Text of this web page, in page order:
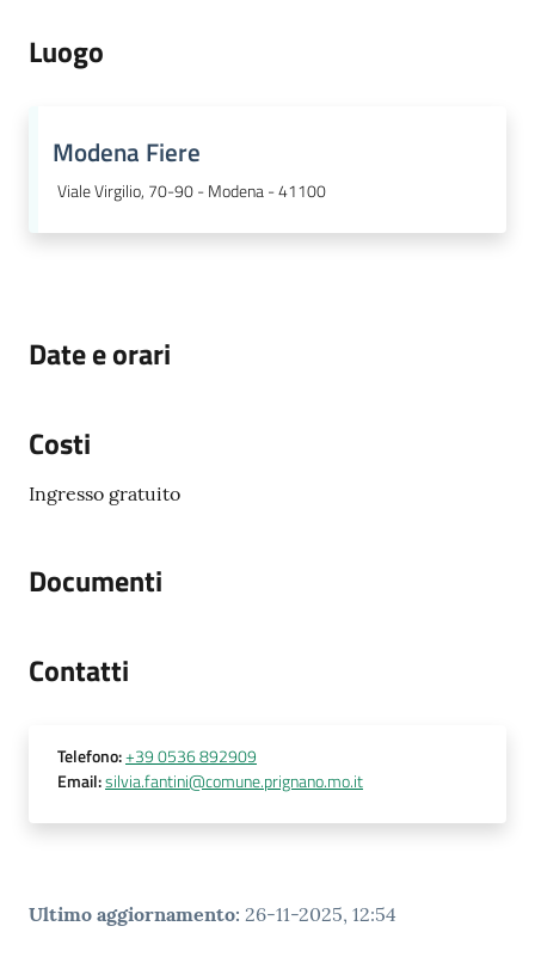
Luogo
Modena Fiere
Viale Virgilio, 70-90 - Modena - 41100
Date e orari
Costi
Ingresso gratuito
Documenti
Contatti
Telefono:+39 0536 892909
Email:silvia.fantini@comune.prignano.mo.it
Ultimo aggiornamento: 26-11-2025, 12:54